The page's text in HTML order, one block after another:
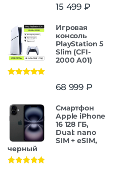
15 499 ₽
Игровая
консоль
PlayStation 5
Slim (CFI-
2000 A01)
68 999 ₽
Смартфон
Apple iPhone
16 128 ГБ,
Dual: nano
SIM + eSIM,
черный